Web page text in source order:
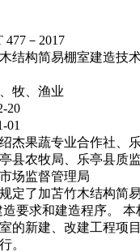
477－2017
结构简易棚室建造技
牧、渔业
20
01
杰果蔬专业合作社、
县农牧局、乐亭县质
场监督管理局
定了加苫竹木结构简
要求和建造程序。
的新建、改建工程项
。